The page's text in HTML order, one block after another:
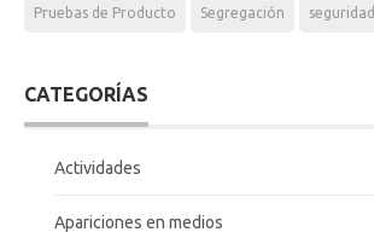
Pruebas de Producto Segregación seguridad
CATEGORÍAS
Actividades
Apariciones en medios